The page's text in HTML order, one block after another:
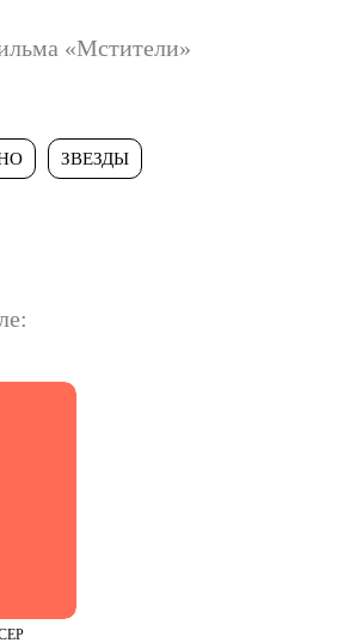
«Мстители»
ЗВЕЗДЫ